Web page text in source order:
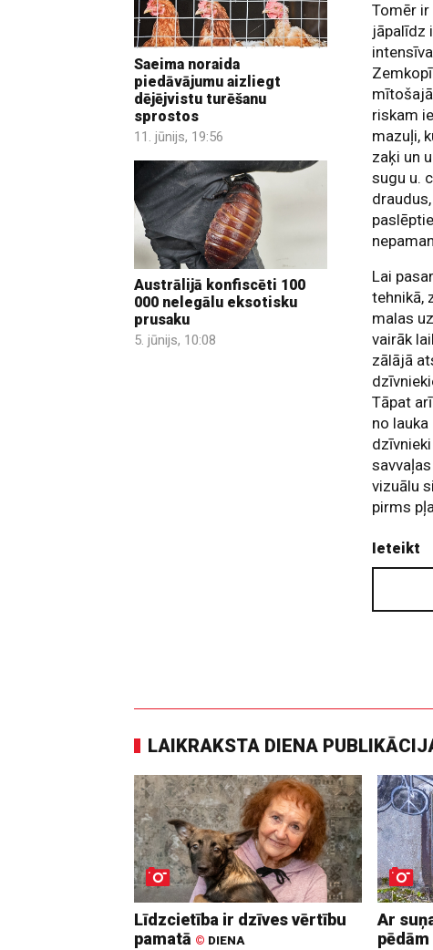
Saeima noraida
piedāvājumu aizliegt
dējējvistu turēšanu
sprostos
11. jūnijs, 19:56
Austrālijā konfiscēti 100
000 nelegālu eksotisku
prusaku
5. jūnijs, 10:08
Tomēr
jāpalīdz
riskam
mazuļi,
zaķi un
sugu u.
Lai
tehnikā,
malas
vairāk
zālājā
Tāpat
no
vizuālu
pirms
Ieteikt
LAIKRAKSTA DIENA
Līdzcietība ir dzīves vērtību
pamatā © DIENA
Ar
pēdām